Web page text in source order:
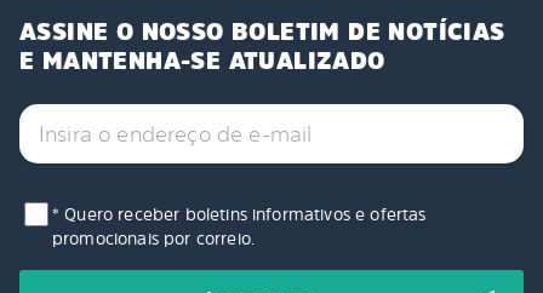
ASSINE O NOSSO BOLETIM DE NOTÍCIAS
E MANTENHA-SE ATUALIZADO
* Quero receber boletins informativos e ofertas
promocionais por correio.